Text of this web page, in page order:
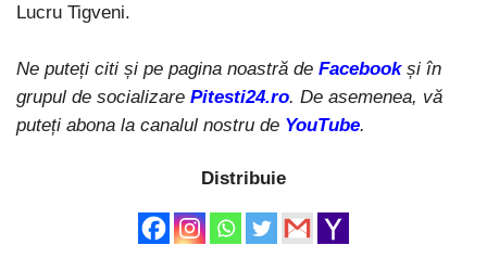
Lucru Tigveni.
Ne puteți citi și pe pagina noastră de Facebook și în
grupul de socializare Pitesti24.ro. De asemenea, vă
puteți abona la canalul nostru de YouTube.
Distribuie